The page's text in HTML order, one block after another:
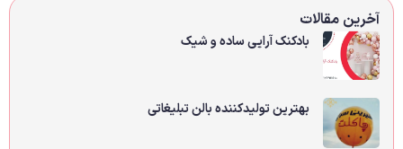
آخرین مقالات
بادکنک آرایی ساده و شیک
بهترین تولیدکننده بالن تبلیغاتی